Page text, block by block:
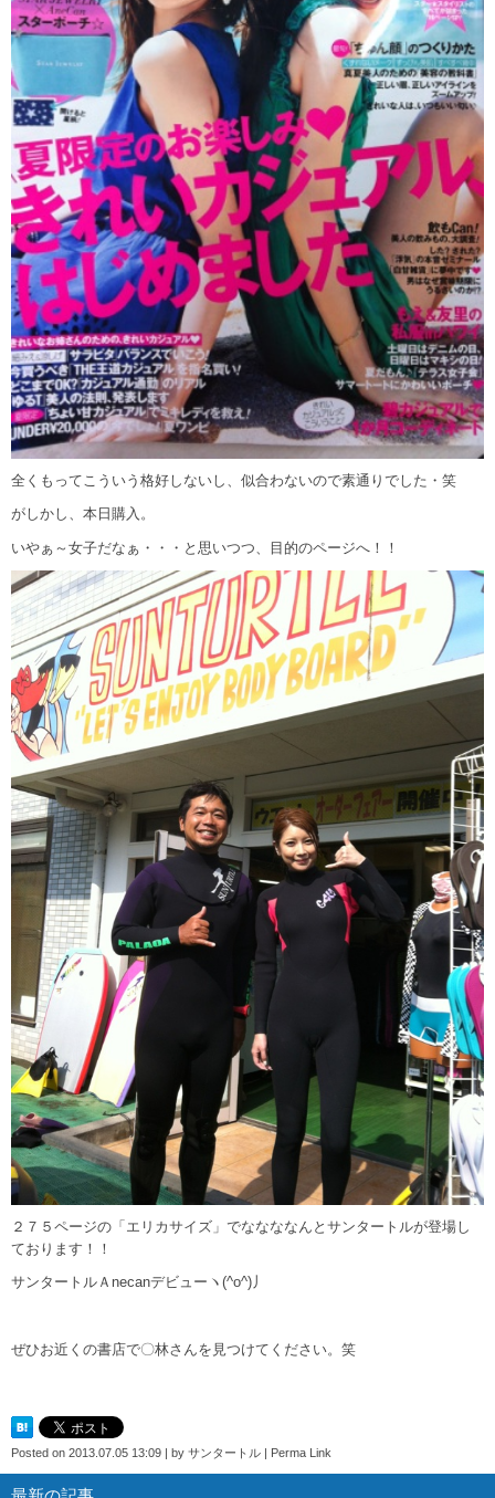
全くもってこういう格好しないし、似合わないので素通りでした・笑
がしかし、本日購入。
いやぁ～女子だなぁ・・・と思いつつ、目的のページへ！！
２７５ページの「エリカサイズ」でななななんとサンタートルが登場し
ております！！
サンタートルＡnecanデビューヽ(^o^)丿
ぜひお近くの書店で〇林さんを見つけてください。笑
Posted on 2013.07.05 13:09 by サンタートル Perma Link